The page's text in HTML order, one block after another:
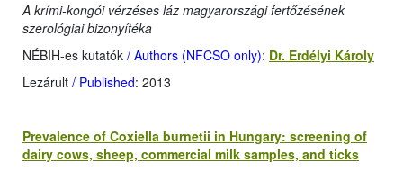
A krími-kongói vérzéses láz magyarországi fertőzésének
szerológiai bizonyítéka
NÉBIH-es kutatók / Authors (NFCSO only): Dr. Erdélyi Károly
Lezárult / Published: 2013
Prevalence of Coxiella burnetii in Hungary: screening of
dairy cows, sheep, commercial milk samples, and ticks